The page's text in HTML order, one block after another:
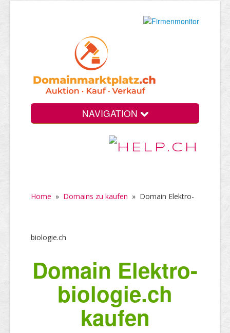
NAVIGATION
Home » Domains zu kaufen » Domain Elektro-
biologie.ch
Domain Elektro-
biologie.ch
kaufen